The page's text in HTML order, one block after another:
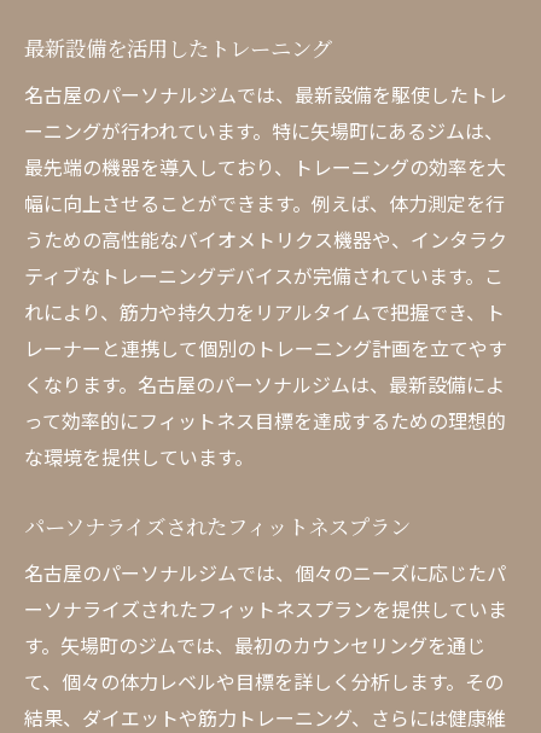
最新設備を活用したトレーニング
名古屋のパーソナルジムでは、最新設備を駆使したトレ
ーニングが行われています。特に矢場町にあるジムは、
最先端の機器を導入しており、トレーニングの効率を大
幅に向上させることができます。例えば、体力測定を行
うための高性能なバイオメトリクス機器や、インタラク
ティブなトレーニングデバイスが完備されています。こ
れにより、筋力や持久力をリアルタイムで把握でき、ト
レーナーと連携して個別のトレーニング計画を立てやす
くなります。名古屋のパーソナルジムは、最新設備によ
って効率的にフィットネス目標を達成するための理想的
な環境を提供しています。
パーソナライズされたフィットネスプラン
名古屋のパーソナルジムでは、個々のニーズに応じたパ
ーソナライズされたフィットネスプランを提供していま
す。矢場町のジムでは、最初のカウンセリングを通じ
て、個々の体力レベルや目標を詳しく分析します。その
結果、ダイエットや筋力トレーニング、さらには健康維